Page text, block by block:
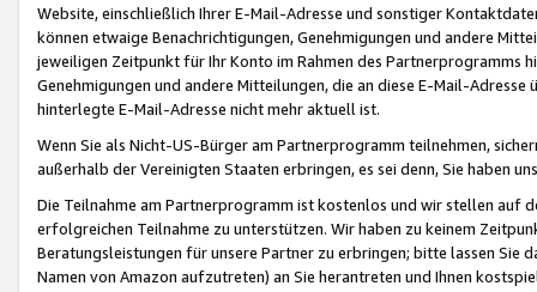
Website, einschließlich Ihrer E-Mail-Adresse und sonstiger
können etwaige Benachrichtigungen, Genehmigungen und andere
jeweiligen Zeitpunkt für Ihr Konto im Rahmen des Partnerprogramms
Genehmigungen und andere Mitteilungen, die an diese E-Mail-
hinterlegte E-Mail-Adresse nicht mehr aktuell ist.
Wenn Sie als Nicht-US-Bürger am Partnerprogramm teilnehmen,
außerhalb der Vereinigten Staaten erbringen, es sei denn, Sie haben
Die Teilnahme am Partnerprogramm ist kostenlos und wir stellen auf
erfolgreichen Teilnahme zu unterstützen. Wir haben zu keinem
Beratungsleistungen für unsere Partner zu erbringen; bitte lassen Sie
Namen von Amazon aufzutreten) an Sie herantreten und Ihnen